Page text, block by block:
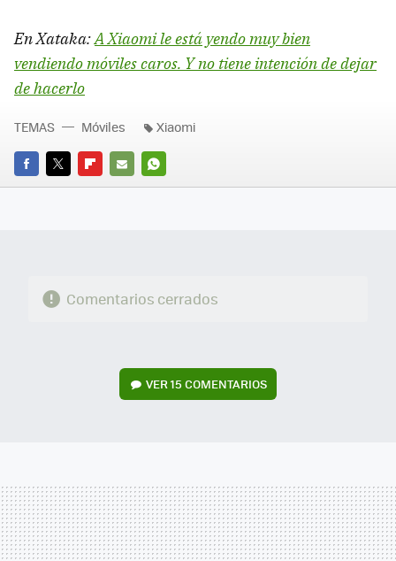
En Xataka:A Xiaomi le está yendo muy bien
vendiendo móviles caros. Y no tiene intención de dejar
de hacerlo
FACEBOOK
TWITTERFLIPBOARD
E-
WHATSAPP
TEMAS Móviles Xiaomi
Comentarios cerrados
VER15 COMENTARIOS